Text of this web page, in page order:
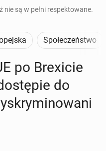
nie są w pełni respektowane.
Społeczeństwo
po Bre­xi­cie
do